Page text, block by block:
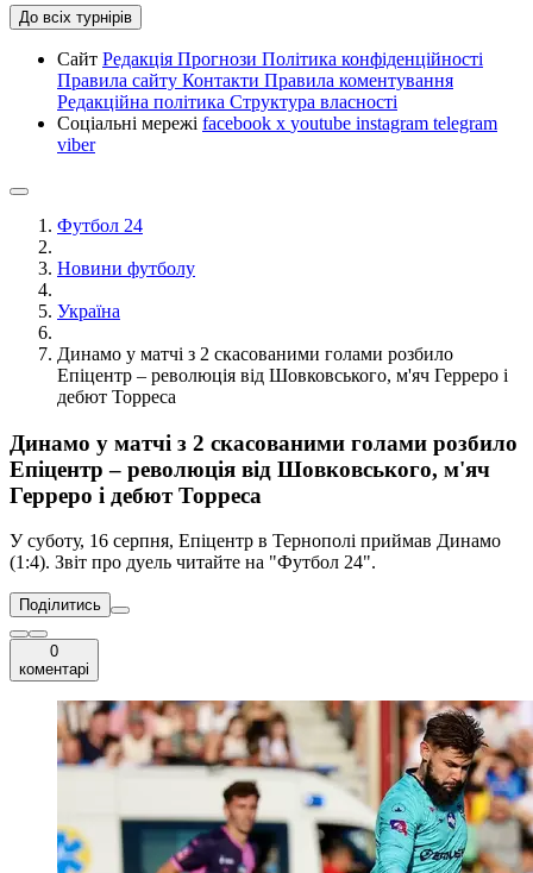
До всіх турнірів
Сайт Редакція Прогнози Політика конфіденційності
Правила сайту Контакти Правила коментування
Редакційна політика Структура власності
Соціальні мережі facebook x youtube instagram telegram
viber
Футбол 24
Новини футболу
Україна
Динамо у матчі з 2 скасованими голами розбило
Епіцентр – революція від Шовковського, м'яч Герреро і
дебют Торреса
Динамо у матчі з 2 скасованими голами розбило
Епіцентр – революція від Шовковського, м'яч
Герреро і дебют Торреса
У суботу, 16 серпня, Епіцентр в Тернополі приймав Динамо
(1:4). Звіт про дуель читайте на "Футбол 24".
Поділитись
0
коментарі